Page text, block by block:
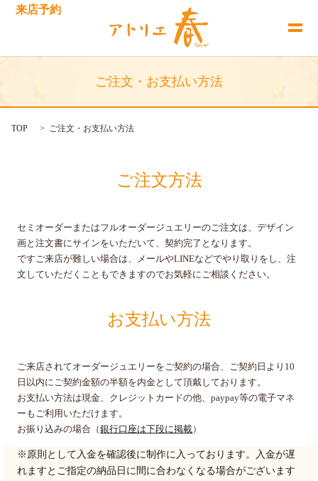
来店予約
ご注文・お支払い方法
TOP ご注文・お支払い方法
ご注文方法
セミオーダーまたはフルオーダージュエリーのご注文は、デザイン
画と注文書にサインをいただいて、契約完了となります。
ですご来店が難しい場合は、メールやLINEなどでやり取りをし、注
文していただくこともできますのでお気軽にご相談ください。
お支払い方法
ご来店されてオーダージュエリーをご契約の場合、ご契約日より10
日以内にご契約金額の半額を内金として頂戴しております。
お支払い方法は現金、クレジットカードの他、paypay等の電子マネ
ーもご利用いただけます。
お振り込みの場合（銀行口座は下段に掲載）
※原則として入金を確認後に制作に入っております。入金が遅
れますとご指定の納品日に間に合わなくなる場合がございます